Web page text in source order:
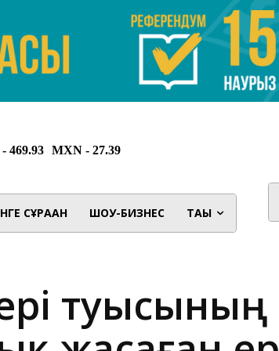
СҰРАҒАН ШОУ-БИЗНЕС ТАҒЫ
туысының